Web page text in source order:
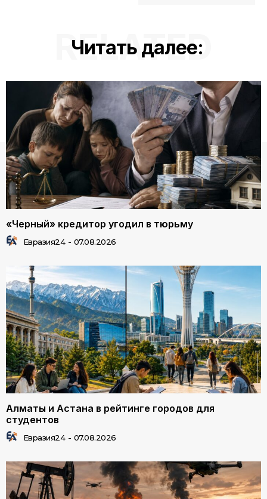
Читать далее:
RELATED
«Черный» кредитор угодил в тюрьму
Евразия24 - 07.08.2026
Алматы и Астана в рейтинге городов для
студентов
Евразия24 - 07.08.2026